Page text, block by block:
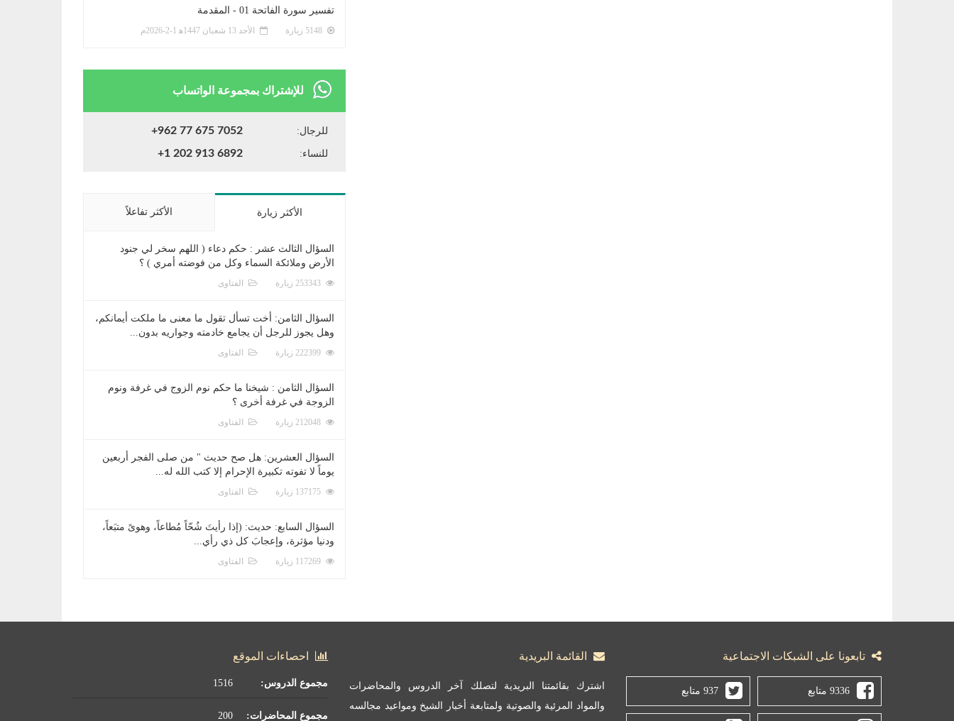
تفسير سورة الفاتحة 01 - المقدمة
الأحد 13 شعبان 1447ﻫ 1-2-2026م
للإشتراك بمجموعة الواتساب
للرجال: +962 77 675 7052
للنساء: +1 202 913 6892
الأكثر زيارة الأكثر تفاعلاً
السؤال الثالث عشر : حكم دعاء ( اللهم سخر لي جنود
الأرض وملائكة السماء وكل من فوضته أمري ) ؟
الفتاوى
السؤال الثامن: أخت تسأل تقول ما معنى ما ملكت أيمانكم،
وهل يجوز للرجل أن يجامع خادمته وجواريه بدون...
الفتاوى
السؤال الثامن : شيخنا ما حكم نوم الزوج في غرفة ونوم
الزوجة في غرفة أخرى ؟
الفتاوى
السؤال العشرين: هل صح حديث " من صلى الفجر أربعين
يوماً لا تفوته تكبيرة الإحرام إلا كتب الله له...
الفتاوى
السؤال السابع: حديث: (إذا رأيتَ شُحّاً مُطاعاً، وهوىً متبَعاً،
ودنيا مؤثرة، وإعجابَ كل ذي رأي...
الفتاوى
تابعونا على الشبكات الاجتماعية
9336 متابع 937 متابع
القائمة البريدية
اشترك بقائمتنا البريدية لتصلك آخر الدروس والمحاضرات
والمواد المرئية والصوتية ولمتابعة أخبار الشيخ ومواعيد مجالسه
احصاءات الموقع
مجموع الدروس:
مجموع المحاضرات: